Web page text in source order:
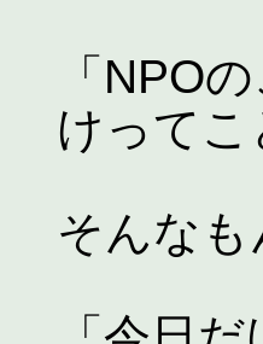
「NPO
けってこ
そんなも